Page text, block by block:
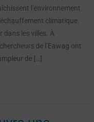
l’environnement
climatique.
dans les villes. À
de l’Eawag ont
de […]